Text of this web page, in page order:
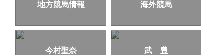
地方競馬情報 海外競馬
今村聖奈 武 豊